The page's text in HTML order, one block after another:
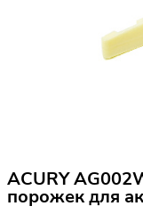
ACURY
порожек для